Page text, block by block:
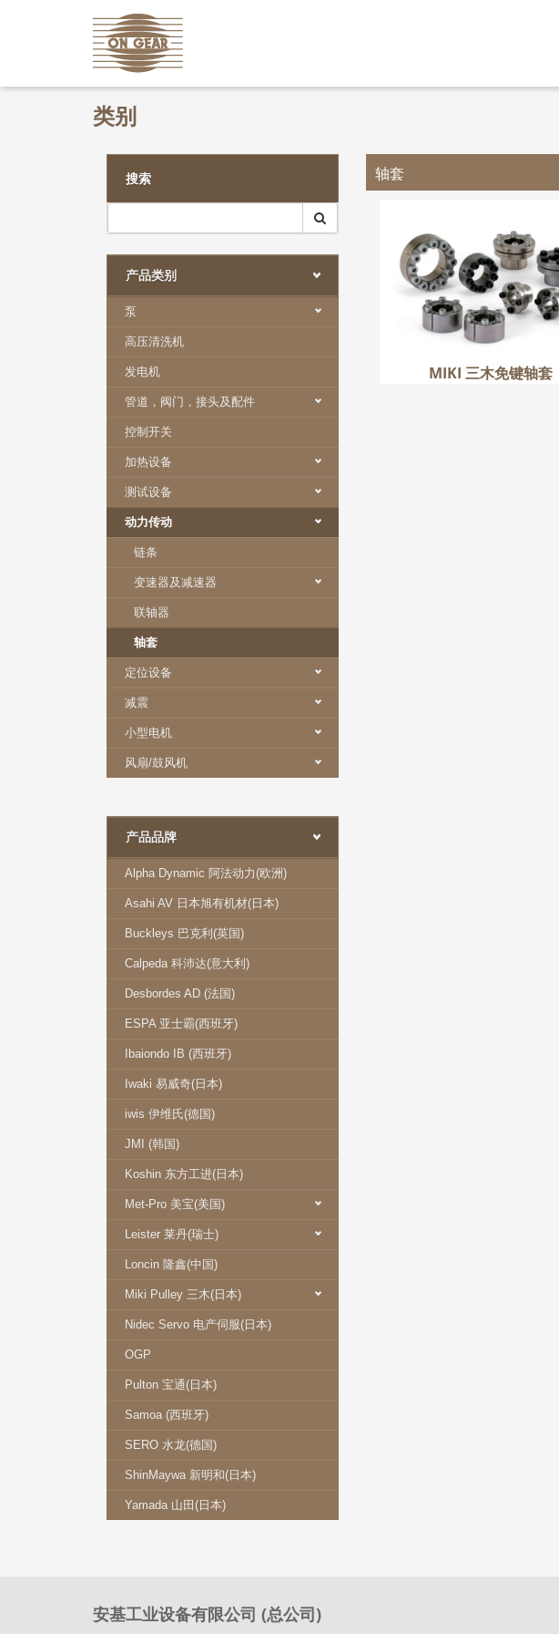
类别
搜索
产品类别
泵
高压清洗机
发电机
管道，阀门，接头及配件
控制开关
加热设备
测试设备
动力传动
链条
变速器及减速器
联轴器
轴套
定位设备
减震
小型电机
风扇/鼓风机
产品品牌
Alpha Dynamic 阿法动力(欧洲)
Asahi AV 日本旭有机材(日本)
Buckleys 巴克利(英国)
Calpeda 科沛达(意大利)
Desbordes AD (法国)
ESPA 亚士霸(西班牙)
Ibaiondo IB (西班牙)
Iwaki 易威奇(日本)
iwis 伊维氏(德国)
JMI (韩国)
Koshin 东方工进(日本)
Met-Pro 美宝(美国)
Leister 莱丹(瑞士)
Loncin 隆鑫(中国)
Miki Pulley 三木(日本)
Nidec Servo 电产伺服(日本)
OGP
Pulton 宝通(日本)
Samoa (西班牙)
SERO 水龙(德国)
ShinMaywa 新明和(日本)
Yamada 山田(日本)
轴套
MIKI 三木免键轴套
MIKI 三木免键轴套
更多
安基工业设备有限公司 (总公司)